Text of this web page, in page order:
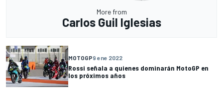
More from
Carlos Guil Iglesias
MOTOGP9 ene 2022
Rossi señala a quienes dominarán MotoGP en
los próximos años